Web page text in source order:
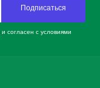
Подписаться
и согласен с условиями